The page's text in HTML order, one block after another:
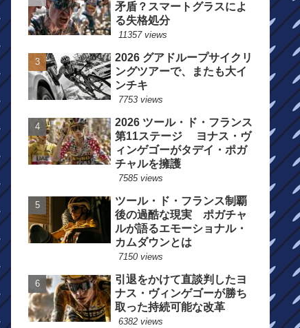
矛盾？スマートグラスによ
る失格処分
11357 views
2026 グアドループサイクリ
ングツアーで、またも大イ
ンチキ
7753 views
2026 ツール・ド・フランス
第11ステージ ヨナス・ヴ
ィンゲゴーがタデイ・ポガ
チャルを擁護
7585 views
ツール・ド・フランス制覇
後の過酷な現実 ポガチャ
ルが語るエモーショナル・
カムダウンとは
7150 views
引退をかけて直談判したヨ
ナス・ヴィンゲゴーが勝ち
取った持続可能な改革
6382 views